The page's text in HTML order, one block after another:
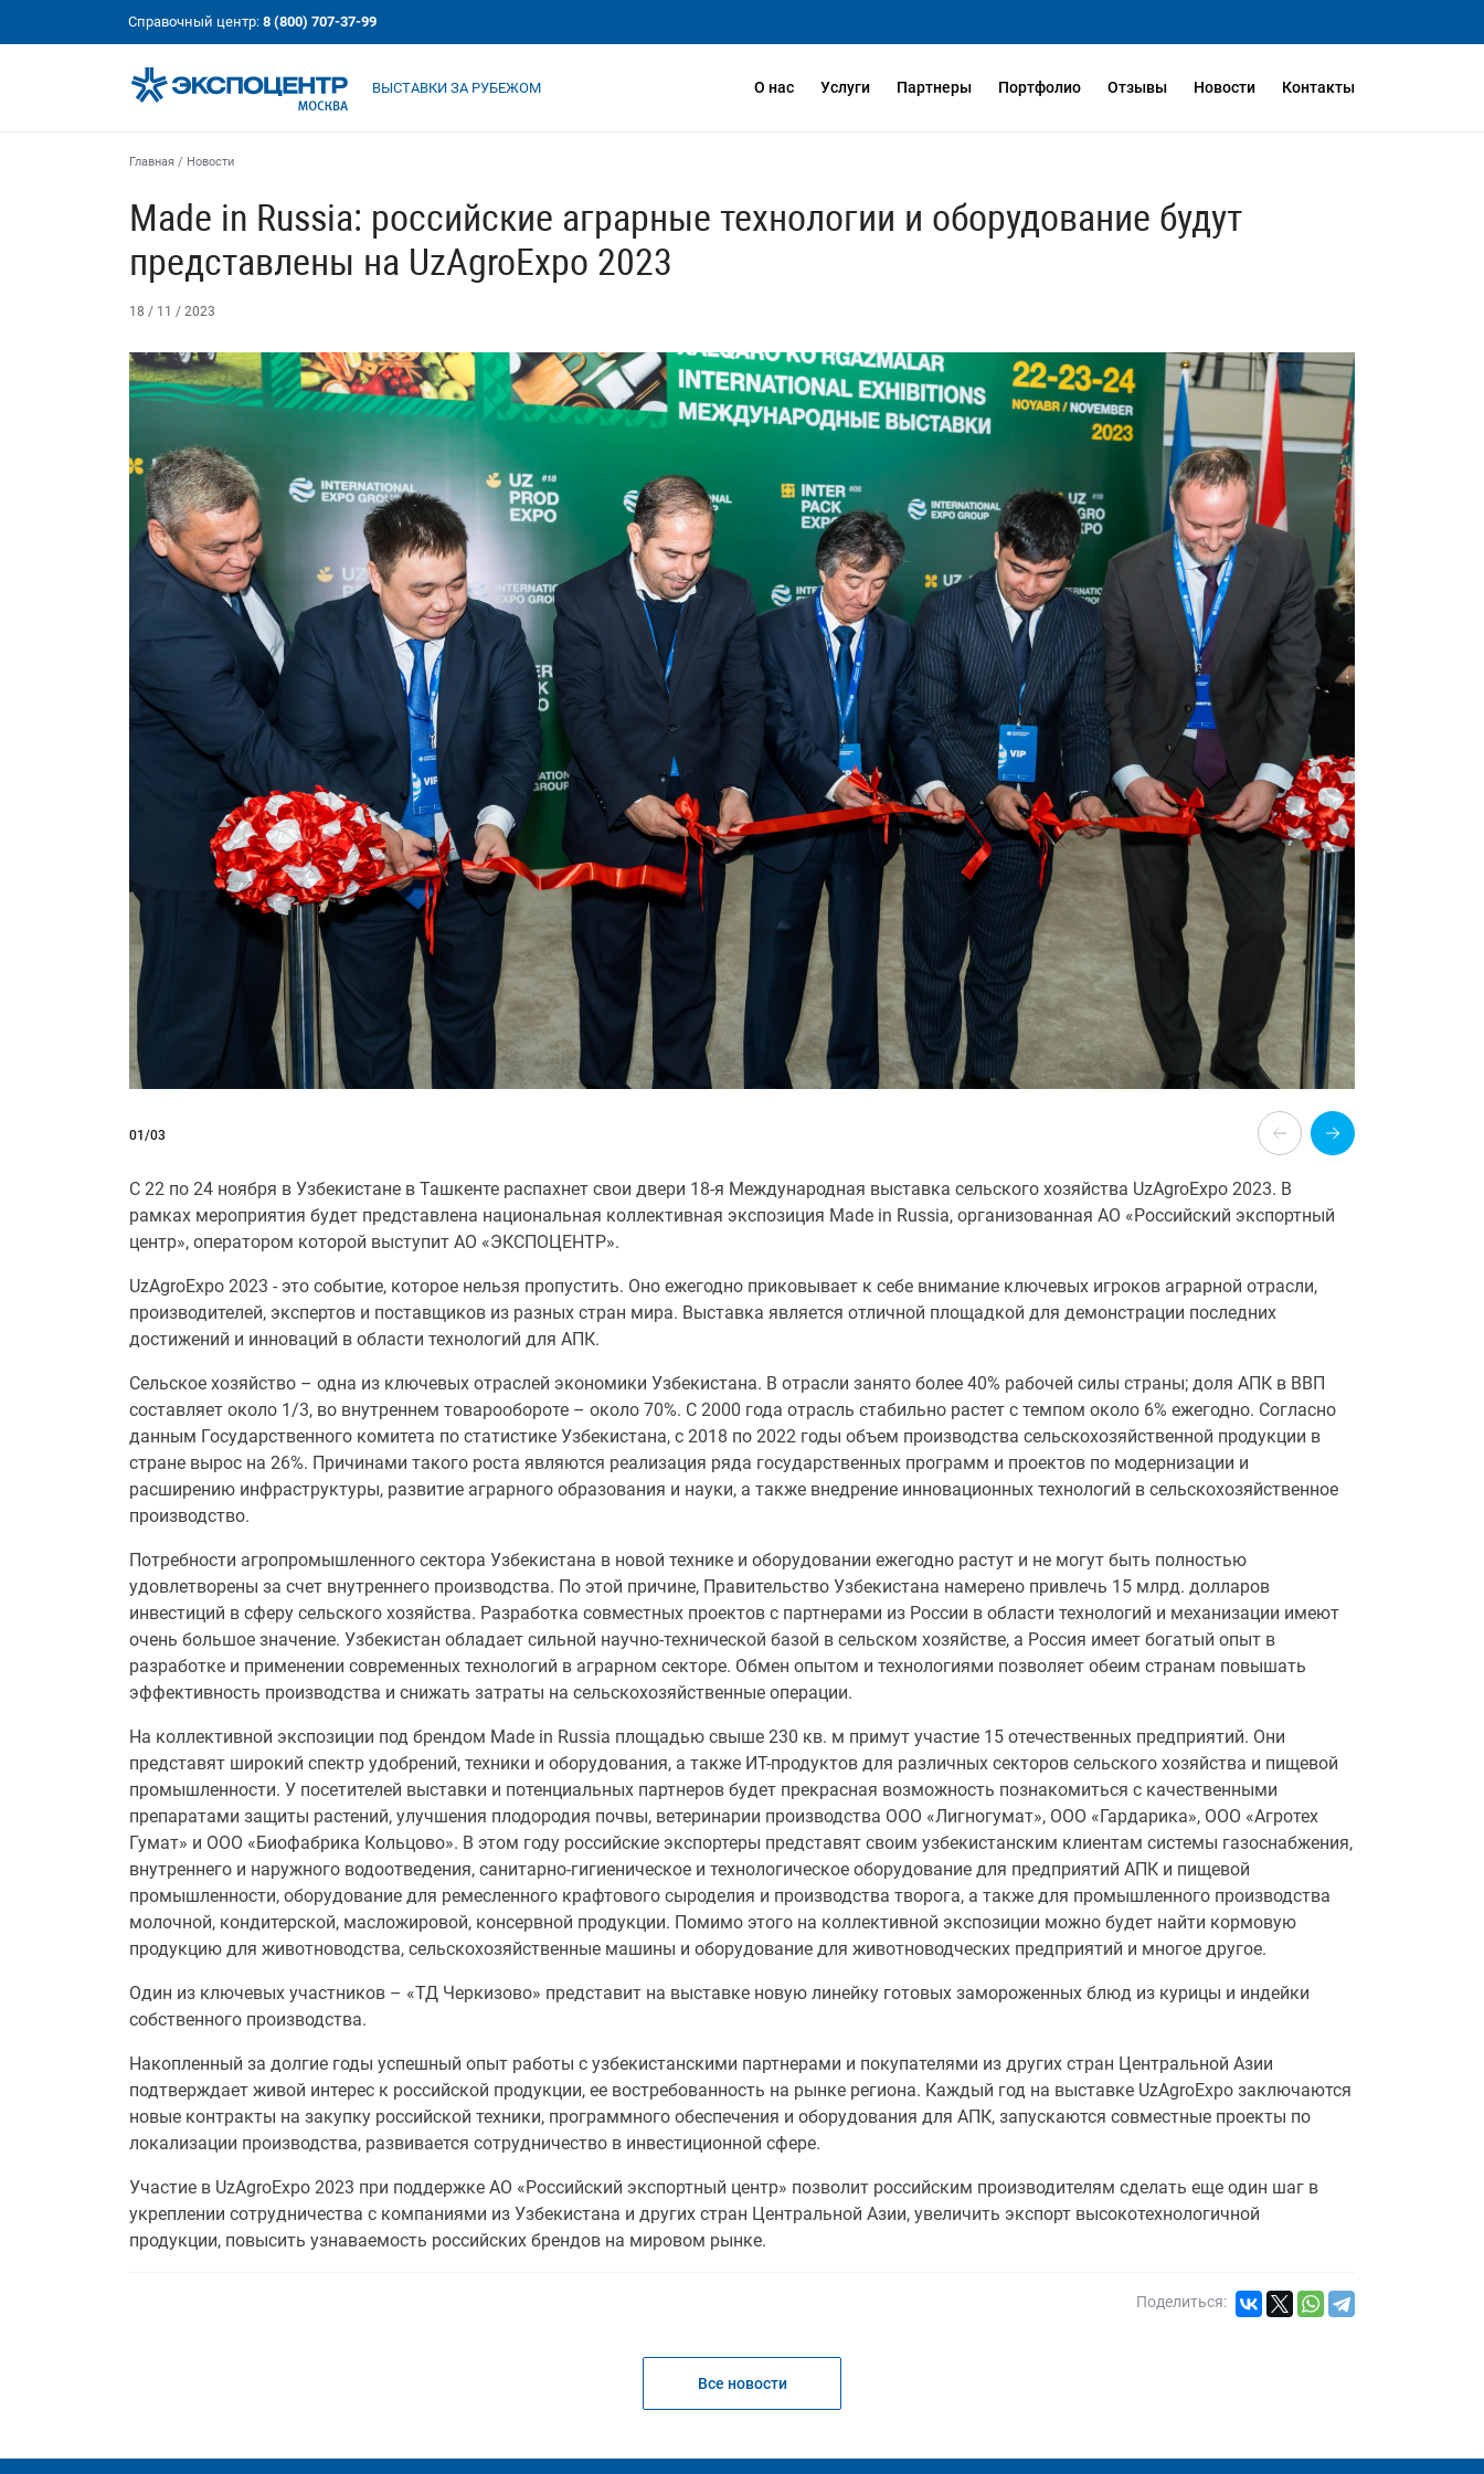
Справочный центр: 8 (800) 707-37-99
ВЫСТАВКИ ЗА РУБЕЖОМ О нас Услуги Партнеры Портфолио Отзывы Новости Контакты
Главная / Новости
Made in Russia: российские аграрные технологии и оборудование будут
представлены на UzAgroExpo 2023
18 / 11 / 2023
01/03
С 22 по 24 ноября в Узбекистане в Ташкенте распахнет свои двери 18-я Международная выставка сельского хозяйства UzAgroExpo 2023. В
рамках мероприятия будет представлена национальная коллективная экспозиция Made in Russia, организованная АО «Российский экспортный
центр», оператором которой выступит АО «ЭКСПОЦЕНТР».
UzAgroExpo 2023 - это событие, которое нельзя пропустить. Оно ежегодно приковывает к себе внимание ключевых игроков аграрной отрасли,
производителей, экспертов и поставщиков из разных стран мира. Выставка является отличной площадкой для демонстрации последних
достижений и инноваций в области технологий для АПК.
Сельское хозяйство – одна из ключевых отраслей экономики Узбекистана. В отрасли занято более 40% рабочей силы страны; доля АПК в ВВП
составляет около 1/3, во внутреннем товарообороте – около 70%. С 2000 года отрасль стабильно растет с темпом около 6% ежегодно. Согласно
данным Государственного комитета по статистике Узбекистана, с 2018 по 2022 годы объем производства сельскохозяйственной продукции в
стране вырос на 26%. Причинами такого роста являются реализация ряда государственных программ и проектов по модернизации и
расширению инфраструктуры, развитие аграрного образования и науки, а также внедрение инновационных технологий в сельскохозяйственное
производство.
Потребности агропромышленного сектора Узбекистана в новой технике и оборудовании ежегодно растут и не могут быть полностью
удовлетворены за счет внутреннего производства. По этой причине, Правительство Узбекистана намерено привлечь 15 млрд. долларов
инвестиций в сферу сельского хозяйства. Разработка совместных проектов с партнерами из России в области технологий и механизации имеют
очень большое значение. Узбекистан обладает сильной научно-технической базой в сельском хозяйстве, а Россия имеет богатый опыт в
разработке и применении современных технологий в аграрном секторе. Обмен опытом и технологиями позволяет обеим странам повышать
эффективность производства и снижать затраты на сельскохозяйственные операции.
На коллективной экспозиции под брендом Made in Russia площадью свыше 230 кв. м примут участие 15 отечественных предприятий. Они
представят широкий спектр удобрений, техники и оборудования, а также ИТ-продуктов для различных секторов сельского хозяйства и пищевой
промышленности. У посетителей выставки и потенциальных партнеров будет прекрасная возможность познакомиться с качественными
препаратами защиты растений, улучшения плодородия почвы, ветеринарии производства ООО «Лигногумат», ООО «Гардарика», ООО «Агротех
Гумат» и ООО «Биофабрика Кольцово». В этом году российские экспортеры представят своим узбекистанским клиентам системы газоснабжения,
внутреннего и наружного водоотведения, санитарно-гигиеническое и технологическое оборудование для предприятий АПК и пищевой
промышленности, оборудование для ремесленного крафтового сыроделия и производства творога, а также для промышленного производства
молочной, кондитерской, масложировой, консервной продукции. Помимо этого на коллективной экспозиции можно будет найти кормовую
продукцию для животноводства, сельскохозяйственные машины и оборудование для животноводческих предприятий и многое другое.
Один из ключевых участников – «ТД Черкизово» представит на выставке новую линейку готовых замороженных блюд из курицы и индейки
собственного производства.
Накопленный за долгие годы успешный опыт работы с узбекистанскими партнерами и покупателями из других стран Центральной Азии
подтверждает живой интерес к российской продукции, ее востребованность на рынке региона. Каждый год на выставке UzAgroExpo заключаются
новые контракты на закупку российской техники, программного обеспечения и оборудования для АПК, запускаются совместные проекты по
локализации производства, развивается сотрудничество в инвестиционной сфере.
Участие в UzAgroExpo 2023 при поддержке АО «Российский экспортный центр» позволит российским производителям сделать еще один шаг в
укреплении сотрудничества с компаниями из Узбекистана и других стран Центральной Азии, увеличить экспорт высокотехнологичной
продукции, повысить узнаваемость российских брендов на мировом рынке.
Поделиться:
Все новости